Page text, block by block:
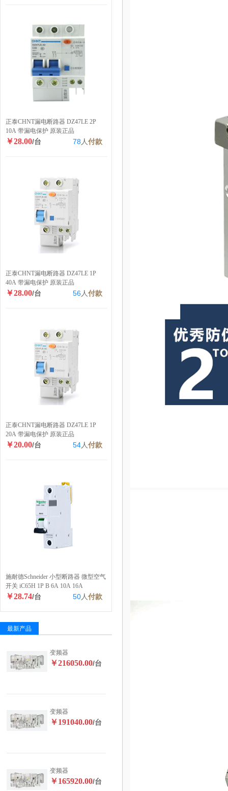
正泰CHNT漏电断路器 DZ47LE 2P
10A 带漏电保护 原装正品
￥28.00/台 78 人付款
正泰CHNT漏电断路器 DZ47LE 1P
40A 带漏电保护 原装正品
￥28.00/台 56人付款
正泰CHNT漏电断路器 DZ47LE 1P
20A 带漏电保护 原装正品
￥20.00/台 54人付款
施耐德Schneider 小型断路器 微型空气
开关 iC65H 1P B 6A 10A 16A
￥28.74/台 50人付款
最新产品
变频器
￥216050.00/台
变频器
￥191040.00/台
变频器
￥165920.00/台